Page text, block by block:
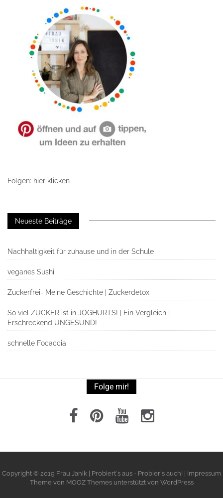
Folgen: hier klicken
Neueste Beiträge
Nachhaltigkeit für zuhause und in der Schule
veganes Sushi
Zuckerfrei- Meine Geschichte | Zuckerdetox
So viel ZUCKER ist in JOGHURTS! | Ein Vergleich |
Erschreckend UNGESUND!
schnelle Focaccia
Folge mir!
Copyright © 2019 Frau Janik | Probiert`s aus - Probier`s auch! | Impressum
Theme von MOOZ Themesunterstützt von WordPress